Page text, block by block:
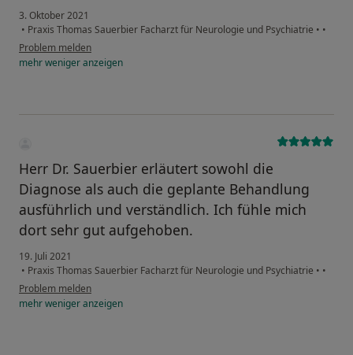
3. Oktober 2021
• Praxis Thomas Sauerbier Facharzt für Neurologie und Psychiatrie • •
Problem melden
mehrwenigeranzeigen
Herr Dr. Sauerbier erläutert sowohl die
Diagnose als auch die geplante Behandlung
ausführlich und verständlich. Ich fühle mich
dort sehr gut aufgehoben.
19. Juli 2021
• Praxis Thomas Sauerbier Facharzt für Neurologie und Psychiatrie • •
Problem melden
mehrwenigeranzeigen